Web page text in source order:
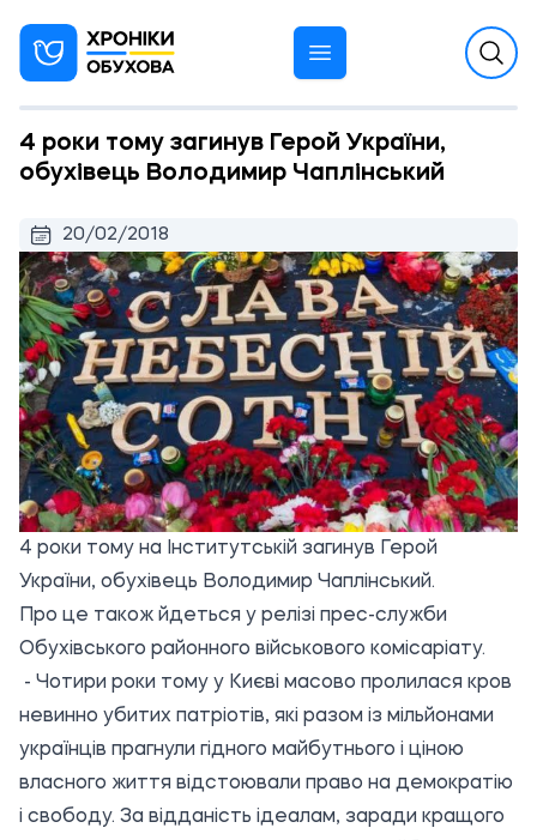
4 роки тому загинув Герой України,
обухівець Володимир Чаплінський
20/02/2018
4 роки тому на Інститутській загинув Герой
України, обухівець Володимир Чаплінський.
Про це також йдеться у релізі прес-служби
Обухівського районного військового комісаріату.
- Чотири роки тому у Києві масово пролилася кров
невинно убитих патріотів, які разом із мільйонами
українців прагнули гідного майбутнього і ціною
власного життя відстоювали право на демократію
і свободу. За відданість ідеалам, заради кращого